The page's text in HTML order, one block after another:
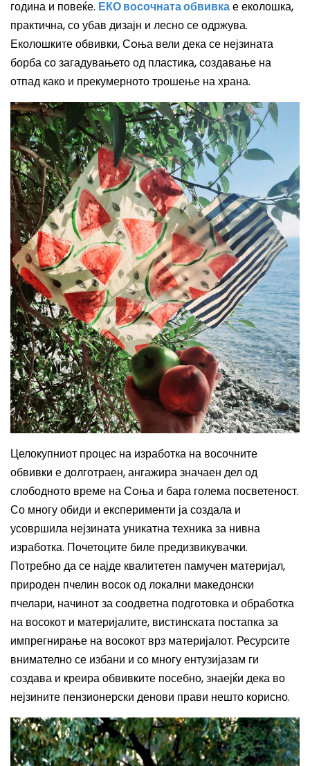
година и повеќе. ЕКО восочната обвивкае еколошка,
практична, со убав дизајн и лесно се одржува.
Еколошките обвивки, Сoња вели дека се нејзината
борба со загадувањето од пластика, создавање на
отпад како и прекумерното трошење на храна.
Целокупниот процес на изработка на восочните
обвивки е долготраен, ангажира значаен дел од
слободното време на Сoња и бара голема посветеност.
Со многу обиди и експерименти ја создала и
усовршила нејзинатауникатна техника за нивна
изработка. Почетоците биле предизвикувачки.
Потребнода се најде квалитетен памучен материјал,
природен пчелин восок од локални македонски
пчелари, начинот за соодветна подготовка и обработка
на восокот и материјалите, вистинската постапка за
импрегнирање на восокот врз материјалот. Ресурсите
внимателносе избани и со многу ентузијазам ги
создава и креира обвивките посебно, знаејќи дека во
нејзините пензионерски денови прави нешто корисно.